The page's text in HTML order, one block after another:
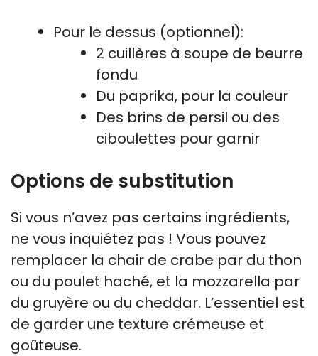
Pour le dessus (optionnel):
2 cuillères à soupe de beurre
fondu
Du paprika, pour la couleur
Des brins de persil ou des
ciboulettes pour garnir
Options de substitution
Si vous n’avez pas certains ingrédients,
ne vous inquiétez pas ! Vous pouvez
remplacer la chair de crabe par du thon
ou du poulet haché, et la mozzarella par
du gruyère ou du cheddar. L’essentiel est
de garder une texture crémeuse et
goûteuse.